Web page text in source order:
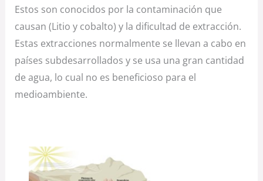
Estos son conocidos por la contaminación que
causan (Litio y cobalto) y la dificultad de extracción.
Estas extracciones normalmente se llevan a cabo en
países subdesarrollados y se usa una gran cantidad
de agua, lo cual no es beneficioso para el
medioambiente.